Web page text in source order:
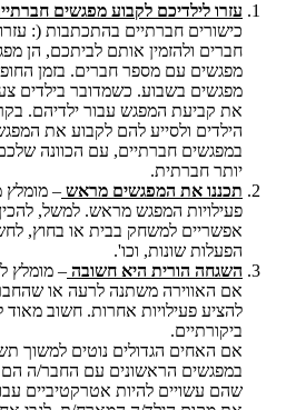
עזרו לילדיכם לקבוע מפגשים
כישורים חברתיים בהתכתבות (:
חברים ולהזמין אותם לביתכם, הן
מפגשים בשבוע. כשמדובר בילדים
את קביעת המפגש עבור ילדיהם.
הילדים ולסייע להם לקבוע את
במפגשים חברתיים, עם הכוונה
יותר חברתית.
תכננו את המפגשים מראש – מומלץ
פעילויות המפגש מראש. למשל,
אפשריים למשחק בבית או בחוץ,
הפעלות שונות, וכו'.
השגחה הורית היא חשובה – מומלץ
אם האווירה משתנה לרעה או
להציע פעילויות אחרות. חשוב מאוד
ביקורתיים.
אם האחים הגדולים נוטים למשוך
במפגשים הראשונים עם החבר/ה הם
שהם עשויים להיות אטרקטיביים